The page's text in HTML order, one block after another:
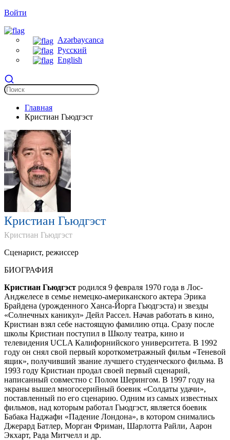
Войти
Azərbaycanca
Русский
English
Главная
Кристиан Гьюдгэст
Кристиан Гьюдгэст
Кристиан Гьюдгэст
Сценарист, режиссер
БИОГРАФИЯ
Кристиан Гьюдгэст родился 9 февраля 1970 года в Лос-
Анджелесе в семье немецко-американского актера Эрика
Брайдена (урожденного Ханса-Йорга Гьюдгэста) и звезды
«Солнечных каникул» Дейл Рассел. Начав работать в кино,
Кристиан взял себе настоящую фамилию отца. Сразу после
школы Кристиан поступил в Школу театра, кино и
телевидения UCLA Калифорнийского университета. В 1992
году он снял свой первый короткометражный фильм «Теневой
ящик», получивший звание лучшего студенческого фильма. В
1993 году Кристиан продал своей первый сценарий,
написанный совместно с Полом Шерингом. В 1997 году на
экраны вышел многосерийный боевик «Солдаты удачи»,
поставленный по его сценарию. Одним из самых известных
фильмов, над которым работал Гьюдгэст, является боевик
Бабака Наджафи «Падение Лондона», в котором снимались
Джерард Батлер, Морган Фриман, Шарлотта Райли, Аарон
Экхарт, Рада Митчелл и др.